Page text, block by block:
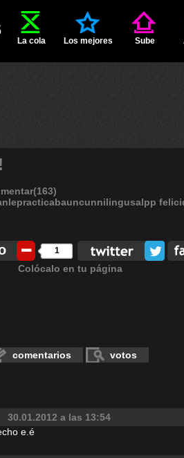
La cola Los mejores Sube
1
Colócalo en tu página
comentarios votos
30.01.2012 a las 13:54
e.é